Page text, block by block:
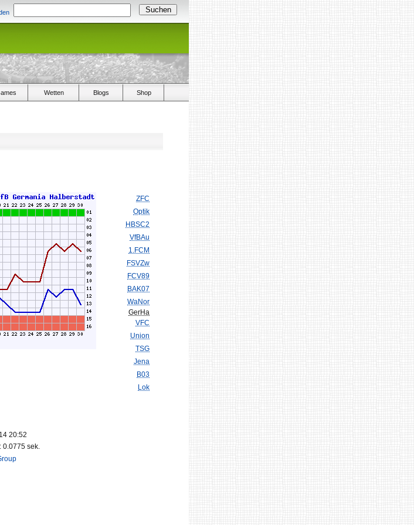
Wetten Blogs Shop
ZFC
Optik
HBSC2
VfBAu
1.FCM
FSVZw
FCV89
BAK07
WaNor
GerHa
VFC
Union
TSG
Jena
B03
Lok
20:52
0.0775 sek.